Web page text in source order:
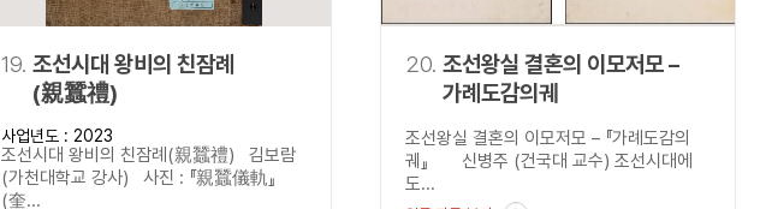
19. 조선시대 왕비의 친잠례
(親蠶禮)
사업년도 : 2023
조선시대 왕비의 친잠례(親蠶禮) 김보람
(가천대학교 강사) 사진 : 『親蠶儀軌』
(奎...
20. 조선왕실 결혼의 이모저모 –
가례도감의궤
조선왕실 결혼의 이모저모 – 『가례도감의
궤』 신병주 (건국대 교수) 조선시대에
도...